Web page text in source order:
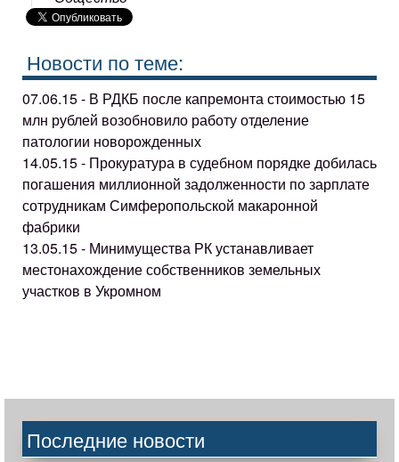
Новости по теме:
07.06.15 - В РДКБ после капремонта стоимостью 15
млн рублей возобновило работу отделение
патологии новорожденных
14.05.15 - Прокуратура в судебном порядке добилась
погашения миллионной задолженности по зарплате
сотрудникам Симферопольской макаронной
фабрики
13.05.15 - Минимущества РК устанавливает
местонахождение собственников земельных
участков в Укромном
Последние новости